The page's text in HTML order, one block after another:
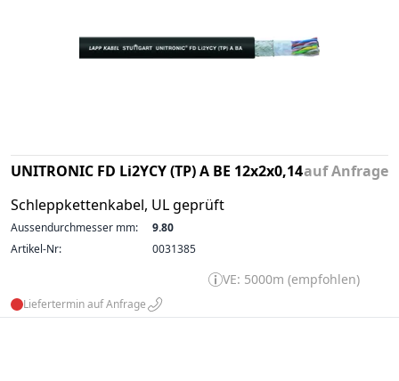
UNITRONIC FD Li2YCY (TP) A BE 12x2x0,14
Schleppkettenkabel, UL geprüft
auf Anfrage
Aussendurchmesser mm:
9.80
Artikel-Nr:
0031385
VE: 5000m (empfohlen)
Liefertermin auf Anfrage